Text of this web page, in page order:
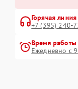
Горячая линия
+7 (395) 240-
Время работы
Ежедневно с